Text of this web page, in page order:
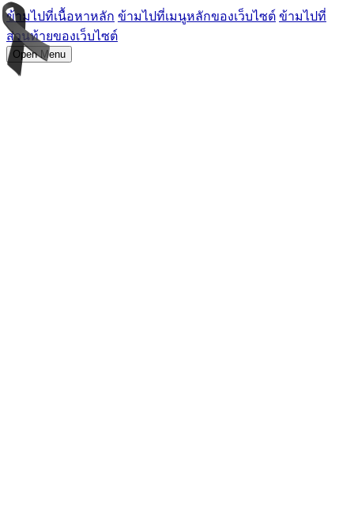
ข้ามไปที่เนื้อหาหลัก ข้ามไปที่เมนูหลักของเว็บไซต์ ข้ามไปที่
ส่วนท้ายของเว็บไซต์
Open Menu